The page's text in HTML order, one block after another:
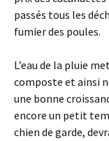
passés tous les
fumier des poules.
L’eau de la pluie
composte et ainsi
une bonne
encore un petit
chien de garde,